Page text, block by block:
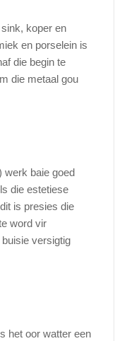
koper en
en porselein is
die begin te
die metaal gou
werk baie goed
die estetiese
is presies die
word vir
versigtig
het oor watter een